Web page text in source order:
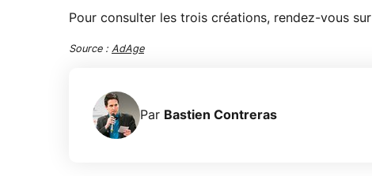
Pour consulter les trois créations, rendez-vous
Source : AdAge
Par Bastien Contreras